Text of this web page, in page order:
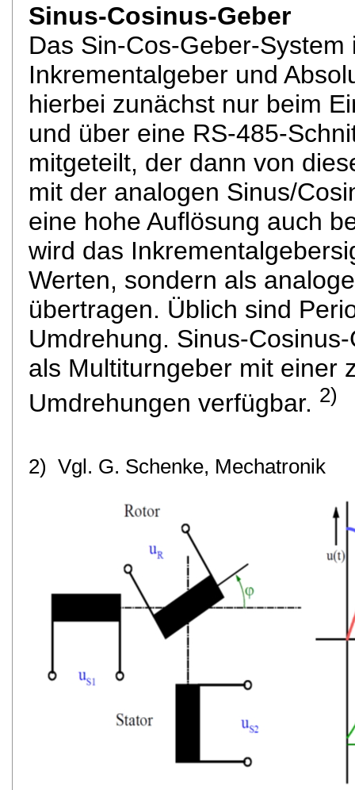
Sinus-Cosinus-Geber
Das Sin-Cos-Geber-
Inkrementalgeber und
hierbei zunächst nur beim
und über eine RS-485-
mitgeteilt, der dann von
mit der analogen Sinus/
eine hohe Auflösung auch
wird das
Werten, sondern als
übertragen. Üblich sind
Umdrehung. Sinus-
als Multiturngeber mit einer
Umdrehungen verfügbar. 2)
2) Vgl. G. Schenke, Mechatronik